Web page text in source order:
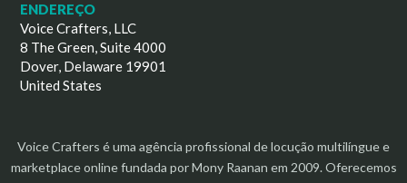
ENDEREÇO
Voice Crafters, LLC
8 The Green, Suite 4000
Dover, Delaware 19901
United States
Voice Crafters é uma agência profissional de locução multilíngue e
marketplace online fundada por Mony Raanan em 2009. Oferecemos